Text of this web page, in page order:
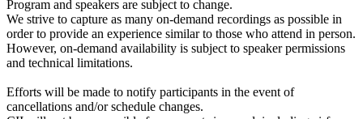
Program and speakers are subject to change.
We strive to capture as many on-demand recordings as possible in
order to provide an experience similar to those who attend in person.
However, on-demand availability is subject to speaker permissions
and technical limitations.
Efforts will be made to notify participants in the event of
cancellations and/or schedule changes.